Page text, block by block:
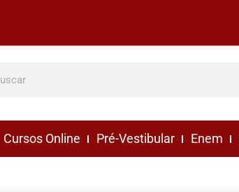
Cursos Online Pré-Vestibular Enem